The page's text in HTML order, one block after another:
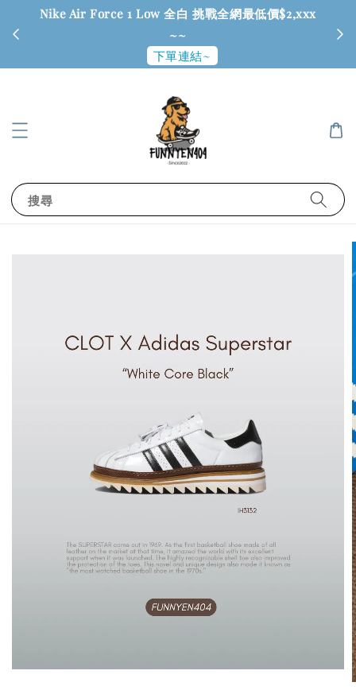
Nike Air Force 1 Low 全白 挑戰全網最低價$2,xxx
~~
下單連結~
搜尋